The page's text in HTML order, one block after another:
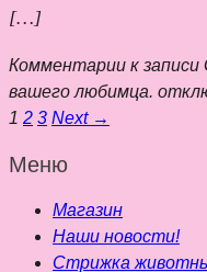
[…]
Комментарии к
вашего любимца.
1 2 3 Next →
Меню
Магазин
Наши новости!
Стрижка